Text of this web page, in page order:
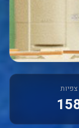
צפיות